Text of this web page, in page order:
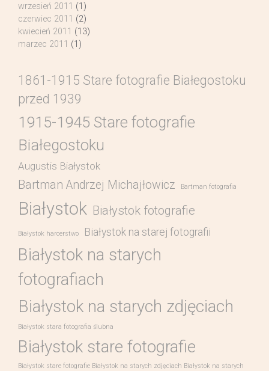
wrzesień 2011 (1)
czerwiec 2011 (2)
kwiecień 2011 (13)
marzec 2011 (1)
1861-1915 Stare fotografie Białegostoku
przed 1939
1915-1945 Stare fotografie
Białegostoku
Augustis Białystok
Bartman Andrzej Michajłowicz Bartman fotografia
Białystok Białystok fotografie
Białystok harcerstwo Białystok na starej fotografii
Białystok na starych
fotografiach
Białystok na starych zdjęciach
Białystok stara fotografia ślubna
Białystok stare fotografie
Białystok stare fotografie Białystok na starych zdjęciach Białystok na starych